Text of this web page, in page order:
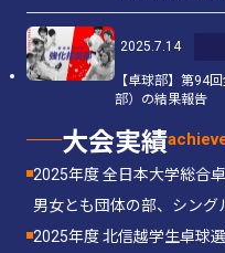
2025.7.14
【卓球部】第94
部）の結果報告
大会実績
2025年度 全日本大学総合
男女とも団体の部、シング
2025年度 北信越学生卓球